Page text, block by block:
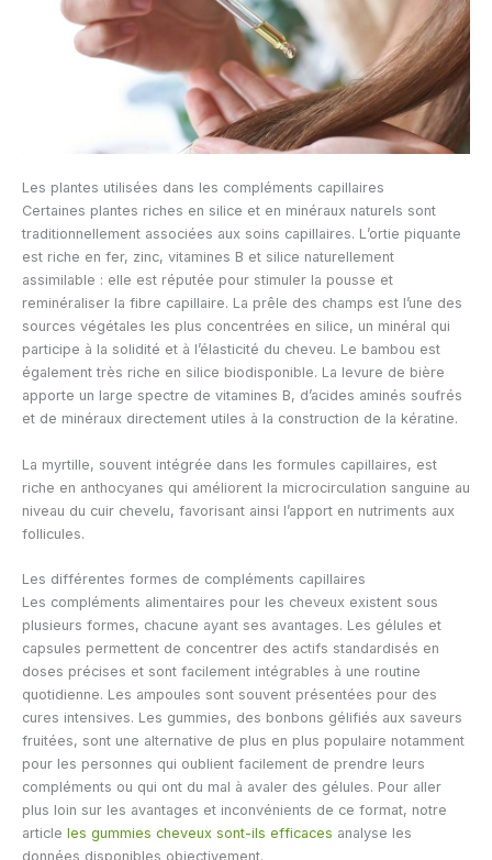
Les plantes utilisées dans les compléments capillaires
Certaines plantes riches en silice et en minéraux naturels sont
traditionnellement associées aux soins capillaires. L’ortie piquante
est riche en fer, zinc, vitamines B et silice naturellement
assimilable : elle est réputée pour stimuler la pousse et
reminéraliser la fibre capillaire. La prêle des champs est l’une des
sources végétales les plus concentrées en silice, un minéral qui
participe à la solidité et à l’élasticité du cheveu. Le bambou est
également très riche en silice biodisponible. La levure de bière
apporte un large spectre de vitamines B, d’acides aminés soufrés
et de minéraux directement utiles à la construction de la kératine.
La myrtille, souvent intégrée dans les formules capillaires, est
riche en anthocyanes qui améliorent la microcirculation sanguine au
niveau du cuir chevelu, favorisant ainsi l’apport en nutriments aux
follicules.
Les différentes formes de compléments capillaires
Les compléments alimentaires pour les cheveux existent sous
plusieurs formes, chacune ayant ses avantages. Les gélules et
capsules permettent de concentrer des actifs standardisés en
doses précises et sont facilement intégrables à une routine
quotidienne. Les ampoules sont souvent présentées pour des
cures intensives. Les gummies, des bonbons gélifiés aux saveurs
fruitées, sont une alternative de plus en plus populaire notamment
pour les personnes qui oublient facilement de prendre leurs
compléments ou qui ont du mal à avaler des gélules. Pour aller
plus loin sur les avantages et inconvénients de ce format, notre
article les gummies cheveux sont-ils efficaces analyse les
données disponibles objectivement.